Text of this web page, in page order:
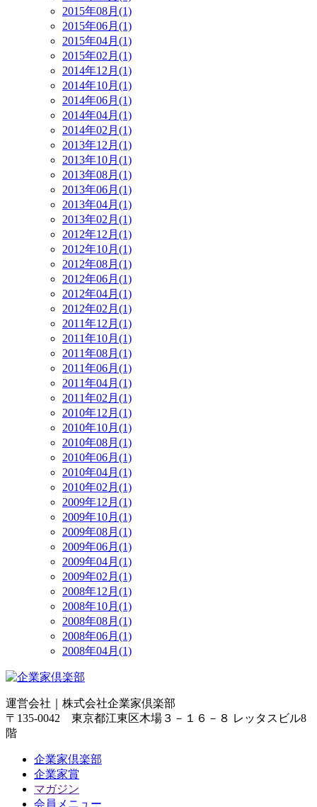
2015年08月(1)
2015年06月(1)
2015年04月(1)
2015年02月(1)
2014年12月(1)
2014年10月(1)
2014年06月(1)
2014年04月(1)
2014年02月(1)
2013年12月(1)
2013年10月(1)
2013年08月(1)
2013年06月(1)
2013年04月(1)
2013年02月(1)
2012年12月(1)
2012年10月(1)
2012年08月(1)
2012年06月(1)
2012年04月(1)
2012年02月(1)
2011年12月(1)
2011年10月(1)
2011年08月(1)
2011年06月(1)
2011年04月(1)
2011年02月(1)
2010年12月(1)
2010年10月(1)
2010年08月(1)
2010年06月(1)
2010年04月(1)
2010年02月(1)
2009年12月(1)
2009年10月(1)
2009年08月(1)
2009年06月(1)
2009年04月(1)
2009年02月(1)
2008年12月(1)
2008年10月(1)
2008年08月(1)
2008年06月(1)
2008年04月(1)
運営会社｜ 株式会社企業家倶楽部
〒135-0042 東京都江東区木場３－１６－８ レッタスビル8
階
企業家倶楽部
企業家賞
マガジン
会員メニュー